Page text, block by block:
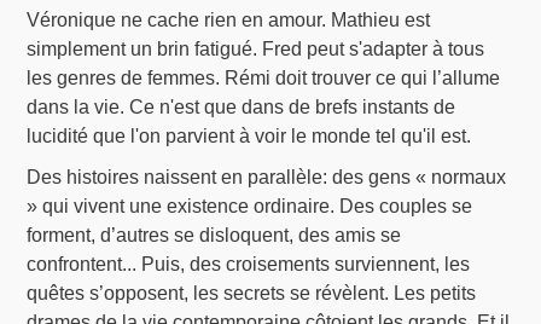
Véronique ne cache rien en amour. Mathieu est
simplement un brin fatigué. Fred peut s'adapter à tous
les genres de femmes. Rémi doit trouver ce qui l’allume
dans la vie. Ce n'est que dans de brefs instants de
lucidité que l'on parvient à voir le monde tel qu'il est.
Des histoires naissent en parallèle: des gens « normaux
» qui vivent une existence ordinaire. Des couples se
forment, d’autres se disloquent, des amis se
confrontent... Puis, des croisements surviennent, les
quêtes s’opposent, les secrets se révèlent. Les petits